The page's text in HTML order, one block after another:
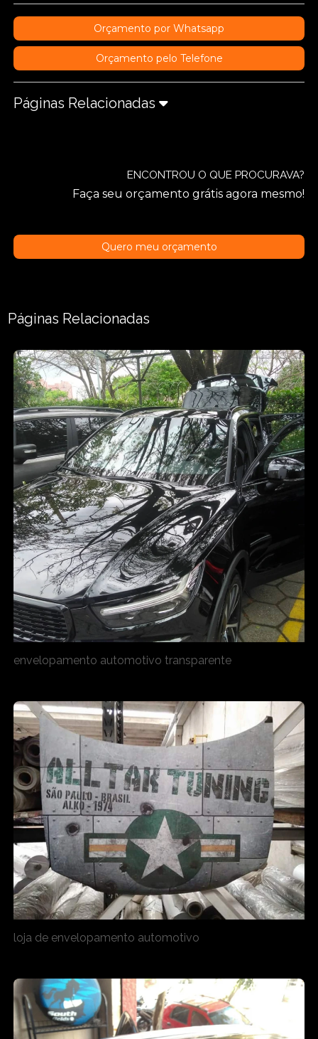
Orçamento por Whatsapp
Orçamento pelo Telefone
Páginas Relacionadas
ENCONTROU O QUE PROCURAVA?
Faça seu orçamento grátis agora mesmo!
Quero meu orçamento
Páginas Relacionadas
envelopamento automotivo transparente
loja de envelopamento automotivo